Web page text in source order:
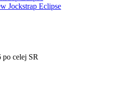
Jockstrap Eclipse
celej SR